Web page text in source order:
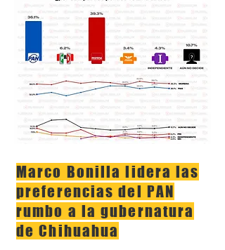
Marco Bonilla lidera las
preferencias del PAN
rumbo a la gubernatura
de Chihuahua